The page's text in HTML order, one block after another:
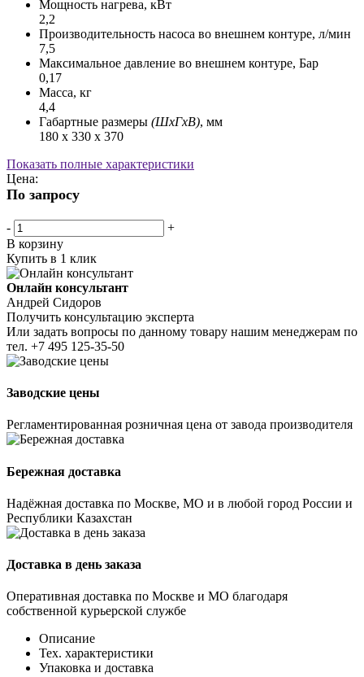
Мощность нагрева, кВт
2,2
Производительность насоса во внешнем контуре, л/мин
7,5
Максимальное давление во внешнем контуре, Бар
0,17
Масса, кг
4,4
Габартные размеры (ШхГхВ), мм
180 х 330 х 370
Показать полные характеристики
Цена:
По запросу
-
+
В корзину
Купить в 1 клик
Онлайн консультант
Андрей Сидоров
Получить консультацию эксперта
Или задать вопросы по данному товару нашим менеджерам по
тел. +7 495 125-35-50
Заводские цены
Регламентированная розничная цена от завода производителя
Бережная доставка
Надёжная доставка по Москве, МО и в любой город России и
Республики Казахстан
Доставка в день заказа
Оперативная доставка по Москве и МО благодаря
собственной курьерской службе
Описание
Тех. характеристики
Упаковка и доставка